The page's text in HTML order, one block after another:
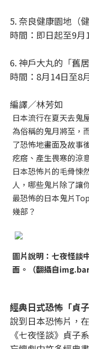
5. 奈良健康園地（
時間：即日起至9月
6. 神戶大丸的「舊
時間：8月14日至8
編譯／林芳如
日本流行在夏天去鬼
為俗稱的鬼月將至，
了恐怖地畫面及故事
疙瘩、產生畏寒的涼
日本恐怖片的毛骨悚
人，哪些鬼片除了讓
最恐怖的日本鬼片
幾部？
圖片說明：七夜怪談
面。（翻攝自
經典日式恐怖 「貞子
說到日本恐怖片，
《七夜怪談》貞子